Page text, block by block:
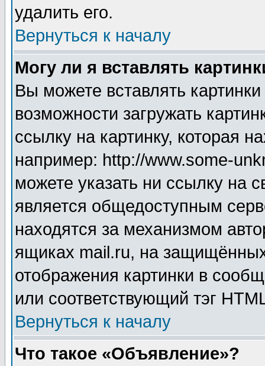
удалить его.
Вернуться к началу
Могу ли я вставлять
Вы можете вставлять
возможности загружать
ссылку на картинку, которая
например: http://www.some-
можете указать ни ссылку на
является общедоступным
находятся за механизмом
ящиках mail.ru, на
отображения картинки в
или соответствующий тэг
Вернуться к началу
Что такое «Объявление»?